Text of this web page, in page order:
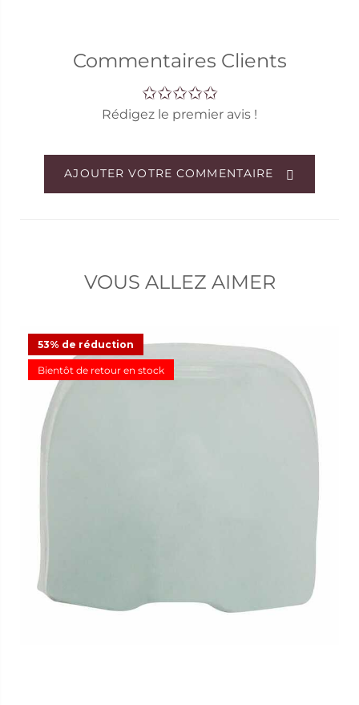
Commentaires Clients
Rédigez le premier avis !
AJOUTER VOTRE COMMENTAIRE
VOUS ALLEZ AIMER
53% de réduction
Bientôt de retour en stock